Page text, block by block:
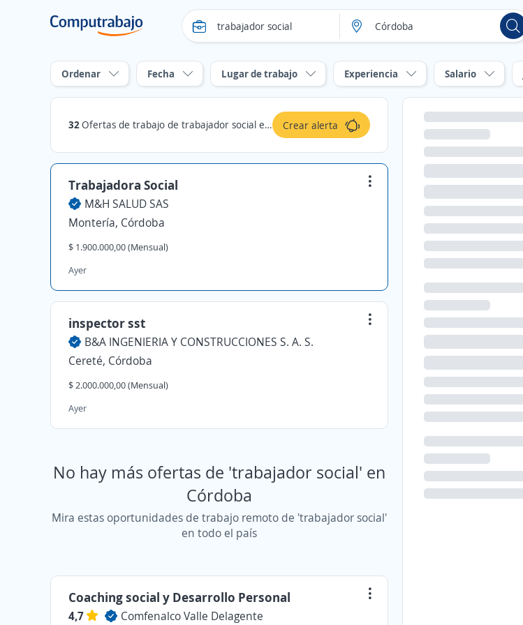
Ordenar Fecha Lugar de trabajo Experiencia Salario
32Ofertas de trabajo de trabajador social en Córdoba Crear alerta
Trabajadora Social
M&H SALUD SAS
Montería, Córdoba
$ 1.900.000,00 (Mensual)
Ayer
inspector sst
B&A INGENIERIA Y CONSTRUCCIONES S. A. S.
Cereté, Córdoba
$ 2.000.000,00 (Mensual)
Ayer
No hay más ofertas de 'trabajador social' en
Córdoba
Mira estas oportunidades de trabajo remoto de 'trabajador social'
en todo el país
Coaching social y Desarrollo Personal
4,7 Comfenalco Valle Delagente